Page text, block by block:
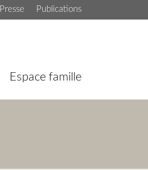
Publications
Presse
Espace famille